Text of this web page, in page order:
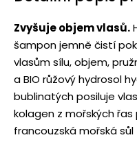
Zvyšuje objem vlasů.
šampon jemně čistí
vlasům sílu, objem,
a BIO růžový hydrosol
bublinatých posiluje
kolagen z mořských
francouzská mořská